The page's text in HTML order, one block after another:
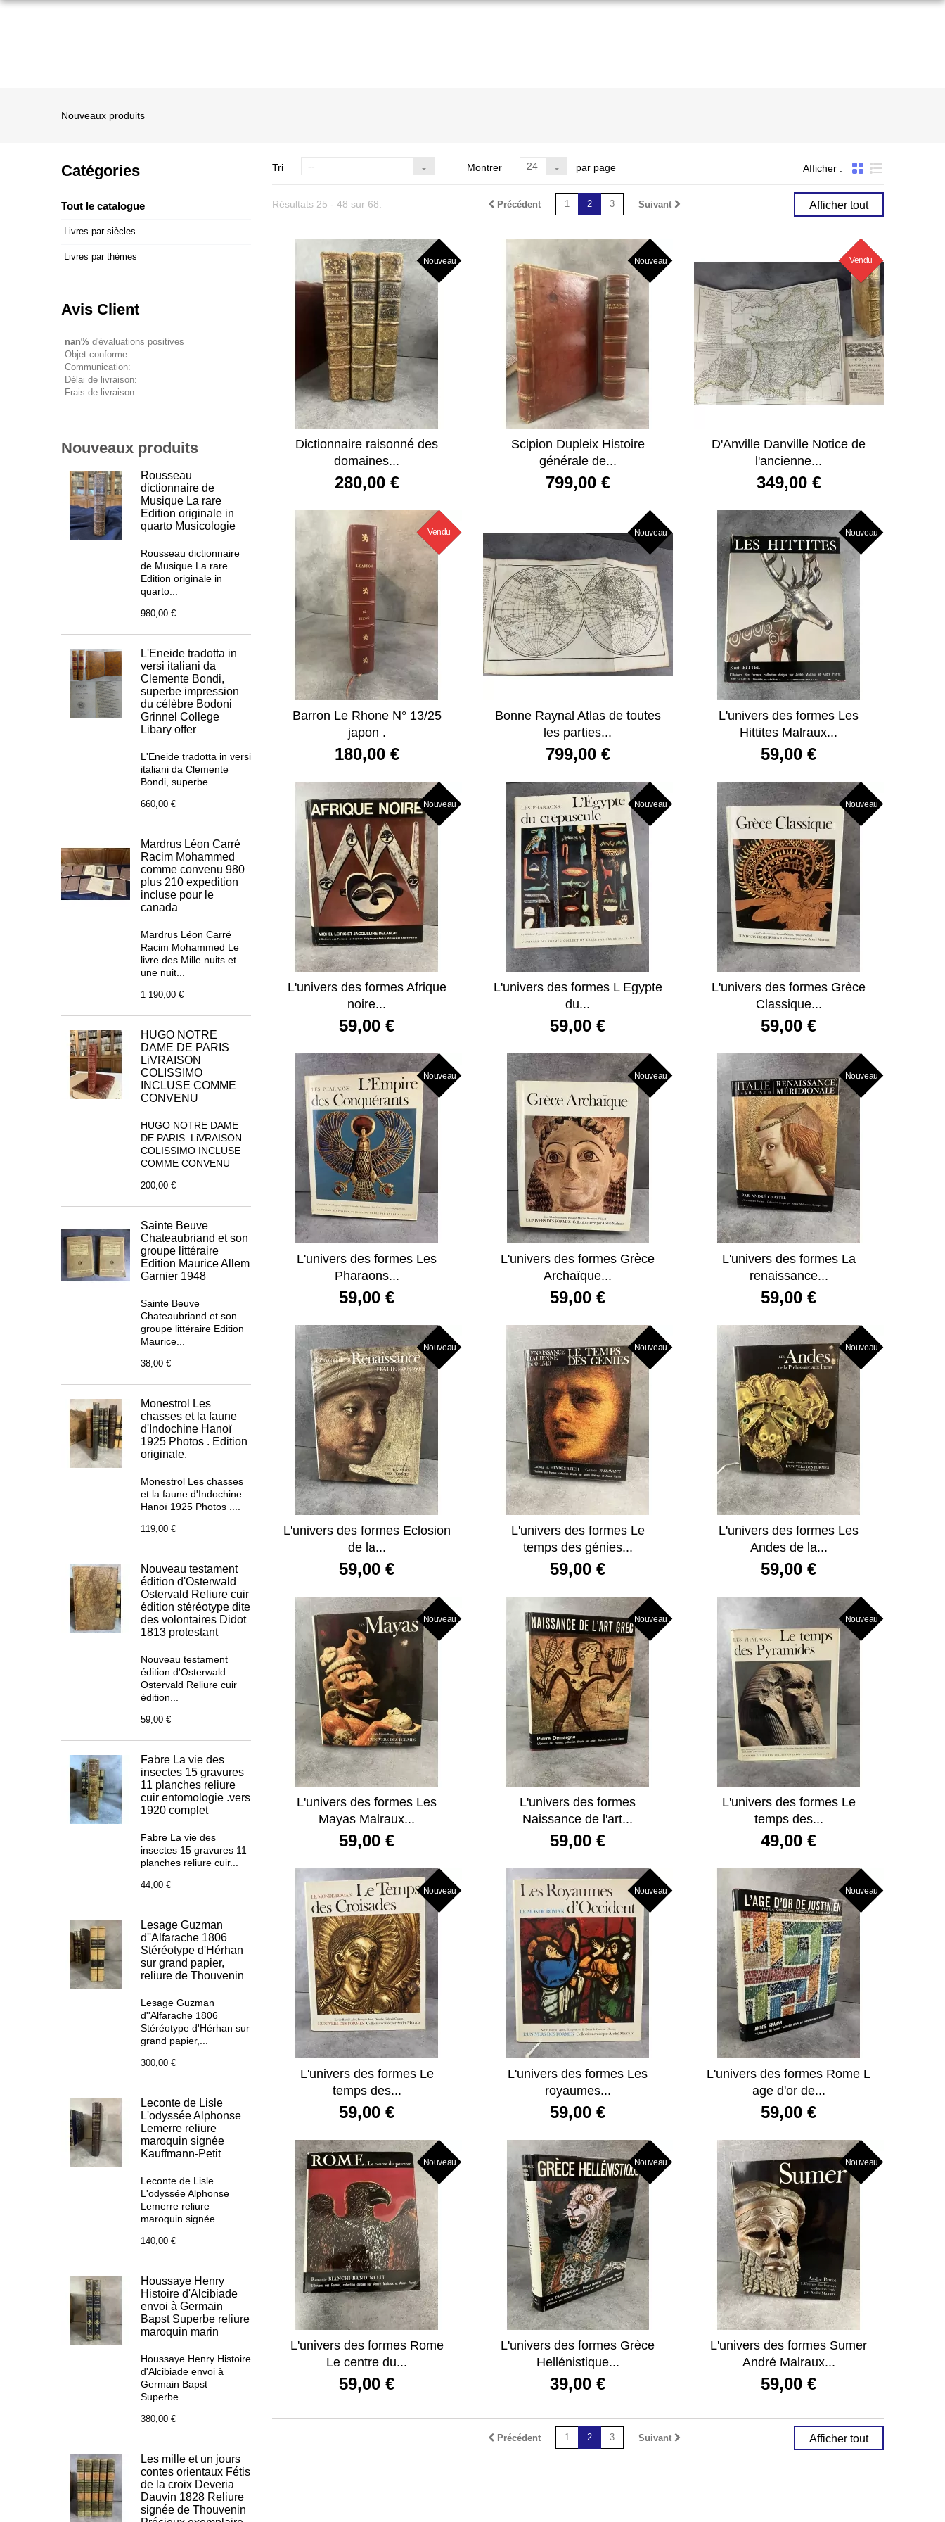
Nouveaux produits
Catégories
Tout le catalogue
Livres par siècles
Livres par thèmes
Avis Client
nan% d'évaluations positives
Objet conforme:
Communication:
Délai de livraison:
Frais de livraison:
Nouveaux produits
Rousseau
dictionnaire de
Musique La rare
Edition originale in
quarto Musicologie
Rousseau dictionnaire
de Musique La rare
Edition originale in
quarto...
980,00 €
L'Eneide tradotta in
versi italiani da
Clemente Bondi,
superbe impression
du célèbre Bodoni
Grinnel College
Libary offer
L'Eneide tradotta in versi
italiani da Clemente
Bondi, superbe...
660,00 €
Mardrus Léon Carré
Racim Mohammed
comme convenu 980
plus 210 expedition
incluse pour le
canada
Mardrus Léon Carré
Racim Mohammed Le
livre des Mille nuits et
une nuit...
1 190,00 €
HUGO NOTRE
DAME DE PARIS
LiVRAISON
COLISSIMO
INCLUSE COMME
CONVENU
HUGO NOTRE DAME
DE PARIS LiVRAISON
COLISSIMO INCLUSE
COMME CONVENU
200,00 €
Sainte Beuve
Chateaubriand et son
groupe littéraire
Edition Maurice Allem
Garnier 1948
Sainte Beuve
Chateaubriand et son
groupe littéraire Edition
Maurice...
38,00 €
Monestrol Les
chasses et la faune
d'Indochine Hanoï
1925 Photos . Edition
originale.
Monestrol Les chasses
et la faune d'Indochine
Hanoï 1925 Photos ....
119,00 €
Nouveau testament
édition d'Osterwald
Ostervald Reliure cuir
édition stéréotype dite
des volontaires Didot
1813 protestant
Nouveau testament
édition d'Osterwald
Ostervald Reliure cuir
édition...
59,00 €
Fabre La vie des
insectes 15 gravures
11 planches reliure
cuir entomologie .vers
1920 complet
Fabre La vie des
insectes 15 gravures 11
planches reliure cuir...
44,00 €
Lesage Guzman
d''Alfarache 1806
Stéréotype d'Hérhan
sur grand papier,
reliure de Thouvenin
Lesage Guzman
d''Alfarache 1806
Stéréotype d'Hérhan sur
grand papier,...
300,00 €
Leconte de Lisle
L'odyssée Alphonse
Lemerre reliure
maroquin signée
Kauffmann-Petit
Leconte de Lisle
L'odyssée Alphonse
Lemerre reliure
maroquin signée...
140,00 €
Houssaye Henry
Histoire d'Alcibiade
envoi à Germain
Bapst Superbe reliure
maroquin marin
Houssaye Henry Histoire
d'Alcibiade envoi à
Germain Bapst
Superbe...
380,00 €
Les mille et un jours
contes orientaux Fétis
de la croix Deveria
Dauvin 1828 Reliure
signée de Thouvenin
Afficher :
Tri -- Montrer 24 par page
Résultats 25 - 48 sur 68. Afficher tout
Précédent 1 2 3 Suivant
Nouveau
Dictionnaire raisonné des
domaines...
280,00 €
Nouveau
Scipion Dupleix Histoire
générale de...
799,00 €
Vendu
Nouveau
D'Anville Danville Notice de
l'ancienne...
349,00 €
Vendu
Nouveau
Barron Le Rhone N° 13/25
japon .
180,00 €
Nouveau
Bonne Raynal Atlas de toutes
les parties...
799,00 €
Nouveau
L'univers des formes Les
Hittites Malraux...
59,00 €
Nouveau
L'univers des formes Afrique
noire...
59,00 €
Nouveau
L'univers des formes L Egypte
du...
59,00 €
Nouveau
L'univers des formes Grèce
Classique...
59,00 €
Nouveau
L'univers des formes Les
Pharaons...
59,00 €
Nouveau
L'univers des formes Grèce
Archaïque...
59,00 €
Nouveau
L'univers des formes La
renaissance...
59,00 €
Nouveau
L'univers des formes Eclosion
de la...
59,00 €
Nouveau
L'univers des formes Le
temps des génies...
59,00 €
Nouveau
L'univers des formes Les
Andes de la...
59,00 €
Nouveau
L'univers des formes Les
Mayas Malraux...
59,00 €
Nouveau
L'univers des formes
Naissance de l'art...
59,00 €
Nouveau
L'univers des formes Le
temps des...
49,00 €
Nouveau
L'univers des formes Le
temps des...
59,00 €
Nouveau
L'univers des formes Les
royaumes...
59,00 €
Nouveau
L'univers des formes Rome L
age d'or de...
59,00 €
Nouveau
L'univers des formes Rome
Le centre du...
59,00 €
Nouveau
L'univers des formes Grèce
Hellénistique...
39,00 €
Nouveau
L'univers des formes Sumer
André Malraux...
59,00 €
Afficher tout
Précédent 1 2 3 Suivant